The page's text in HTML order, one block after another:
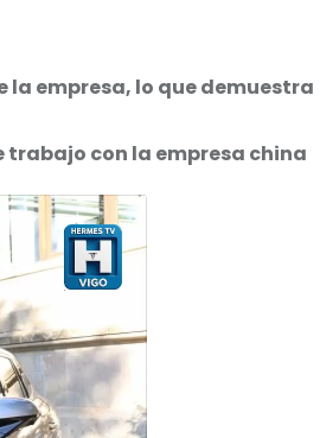
la empresa, lo que demuestra
trabajo con la empresa china